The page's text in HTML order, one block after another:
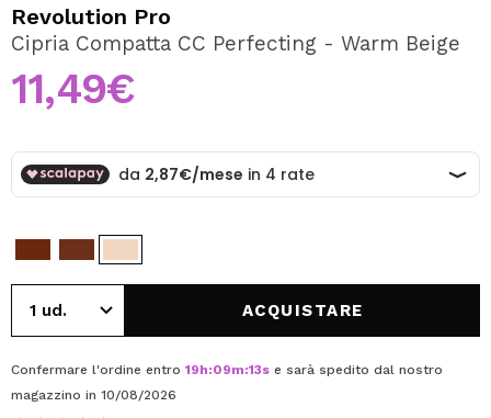
Creando un account su Maquibeauty.it potrai fare i tuoi
acquisti velocemente, controllare lo stato dei tuoi ordini e
consultare le tue operazioni precedenti.
CREARE UN ACCOUNT
Revolution Pro
Cipria Compatta CC Perfecting - Warm Beige
11,49€
ACQUISTARE
Confermare l'ordine entro 19h:09m:13s e sarà spedito dal nostro
magazzino in 10/08/2026